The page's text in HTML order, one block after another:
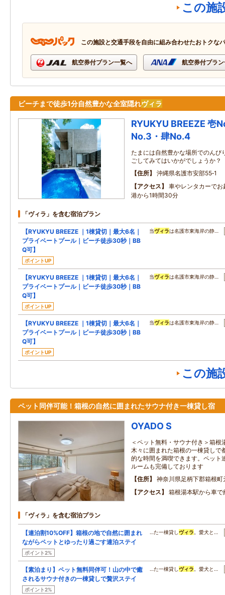
この施
この施設と交通手段を自由に組み合わせたおトクな
航空券付プラン一覧へ 航空券付プラ
ビーチまで徒歩1分自然豊かな全室隠れヴィラ
RYUKYU BREEZE 壱
No.3・肆No.4
たまには自然豊かな場所でのんび
ごしてみてはいかがでしょうか？
住所
沖縄県名護市安部55‐1
アクセス
車やレンタカーで
港から1時間30分
「ヴィラ」を含む宿泊プラン
【RYUKYU BREEZE ｜1棟貸切｜最大6名｜
プライベートプール｜ビーチ徒歩30秒｜BB
Q可】
ポイントUP
当ヴィラは名護市東海岸の静…
【RYUKYU BREEZE ｜1棟貸切｜最大6名｜
プライベートプール｜ビーチ徒歩30秒｜BB
Q可】
ポイントUP
当ヴィラは名護市東海岸の静…
【RYUKYU BREEZE ｜1棟貸切｜最大6名｜
プライベートプール｜ビーチ徒歩30秒｜BB
Q可】
ポイントUP
当ヴィラは名護市東海岸の静…
この施
ペット同伴可能！箱根の自然に囲まれたサウナ付き一棟貸し宿
OYADO S
＜ペット無料・サウナ付き＞箱
木々に囲まれた箱根の一棟貸しで
的な時間を満喫できます。ペット
ルームも完備しております
住所
神奈川県足柄下郡箱根町
アクセス
箱根湯本駅から車で
「ヴィラ」を含む宿泊プラン
【連泊割10%OFF】箱根の地で自然に囲まれ
ながらペットとゆったり過ごす連泊ステイ
ポイント2%
…た一棟貸し ヴィラ 。愛犬と…
【素泊まり】ペット無料同伴可！山の中で癒
されるサウナ付きの一棟貸しで贅沢ステイ
ポイント2%
…た一棟貸し ヴィラ 。愛犬と…